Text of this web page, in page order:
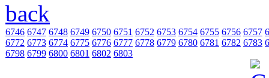
back
6746 6747 6748 6749 6750 6751 6752 6753 6754 6755 6756 6757
6772 6773 6774 6775 6776 6777 6778 6779 6780 6781 6782 6783
6798 6799 6800 6801 6802 6803